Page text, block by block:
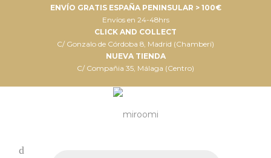
ENVÍO GRATIS ESPAÑA PENINSULAR > 100€
Envíos en 24-48hrs
CLICK AND COLLECT
C/ Gonzalo de Córdoba 8, Madrid (Chamberí)
NUEVA TIENDA
C/ Compañia 35, Málaga (Centro)